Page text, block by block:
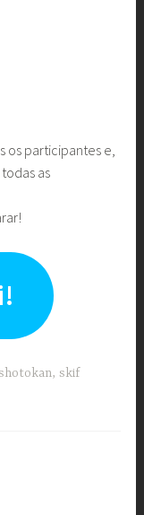
os participantes e,
as
,skif